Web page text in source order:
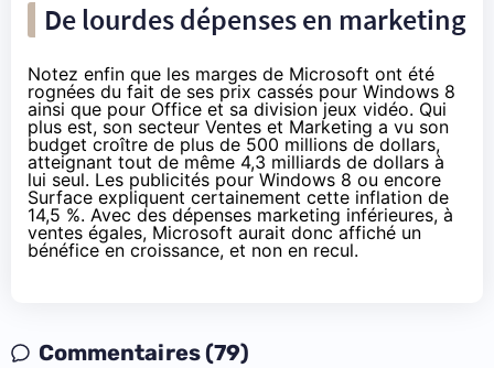
De lourdes dépenses en marketing
Notez enfin que les marges de Microsoft ont été
rognées du fait de ses prix cassés pour Windows 8
ainsi que pour Office et sa division jeux vidéo. Qui
plus est, son secteur Ventes et Marketing a vu son
budget croître de plus de 500 millions de dollars,
atteignant tout de même 4,3 milliards de dollars à
lui seul. Les publicités pour Windows 8 ou encore
Surface expliquent certainement cette inflation de
14,5 %. Avec des dépenses marketing inférieures, à
ventes égales, Microsoft aurait donc affiché un
bénéfice en croissance, et non en recul.
Commentaires (79)